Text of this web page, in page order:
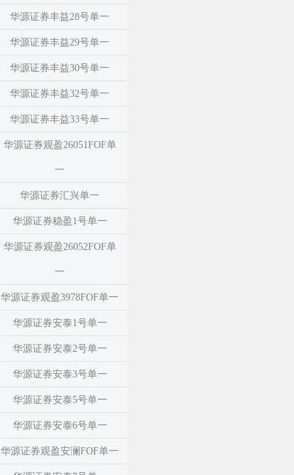
华源证券丰益28号单一
华源证券丰益29号单一
华源证券丰益30号单一
华源证券丰益32号单一
华源证券丰益33号单一
华源证券观盈26051FOF单
一
华源证券汇兴单一
华源证券稳盈1号单一
华源证券观盈26052FOF单
一
华源证券观盈3978FOF单一
华源证券安泰1号单一
华源证券安泰2号单一
华源证券安泰3号单一
华源证券安泰5号单一
华源证券安泰6号单一
华源证券观盈安澜FOF单一